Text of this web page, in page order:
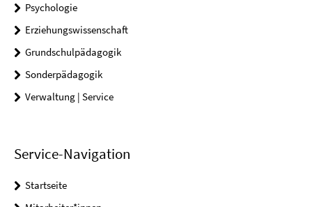
Psychologie
Erziehungswissenschaft
Grundschulpädagogik
Sonderpädagogik
Verwaltung | Service
Service-Navigation
Startseite